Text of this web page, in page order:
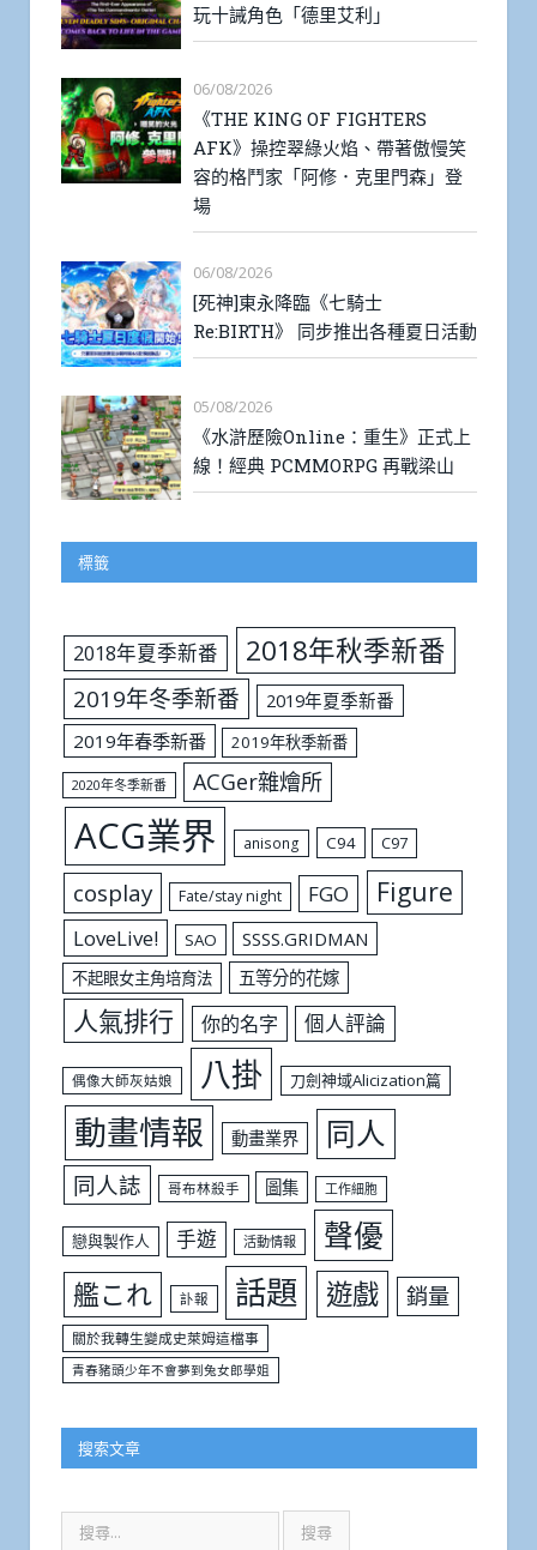
玩十誡角色「德里艾利」
06/08/2026
《THE KING OF FIGHTERS
AFK》操控翠綠火焰、帶著傲慢笑
容的格鬥家「阿修．克里門森」登
場
06/08/2026
[死神]東永降臨《七騎士
Re:BIRTH》 同步推出各種夏日活動
05/08/2026
《水滸歷險Online：重生》正式上
線！經典 PCMMORPG 再戰梁山
標籤
2018年夏季新番 2018年秋季新番
2019年冬季新番
2019年夏季新番
2019年春季新番
2019年秋季新番
2020年冬季新番 ACGer雜燴所
ACG業界 anisong C94 C97
cosplay Fate/stay night FGO Figure
LoveLive! SAO SSSS.GRIDMAN
不起眼女主角培育法 五等分的花嫁
人氣排行 你的名字 個人評論
偶像大師灰姑娘 八掛 刀劍神域Alicization篇
動畫情報 動畫業界 同人
同人誌 哥布林殺手 圖集 工作細胞
戀與製作人 手遊 活動情報 聲優
艦これ 訃報 話題 遊戲 銷量
關於我轉生變成史萊姆這檔事
青春豬頭少年不會夢到兔女郎學姐
搜索文章